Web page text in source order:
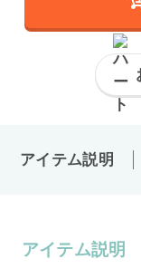
アイテム説明
アイテム説明